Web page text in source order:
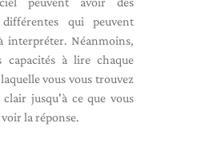
qui peuvent
interpréter. Néanmoins,
capacités à lire chaque
vous vous trouvez
jusqu'à ce que vous
la réponse.